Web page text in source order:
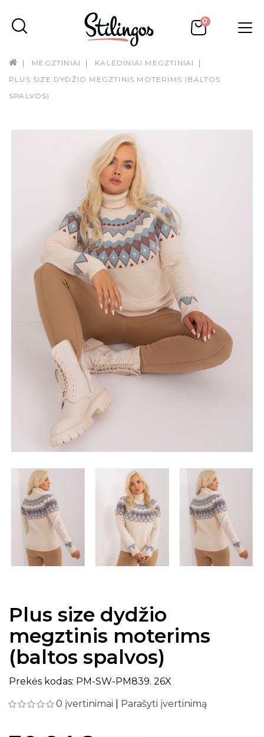
0
MEGZTINIAI
KALĖDINIAI MEGZTINIAI
PLUS SIZE DYDŽIO MEGZTINIS MOTERIMS (BALTOS
SPALVOS)
Plus size dydžio
megztinis moterims
(baltos spalvos)
Prekės kodas: PM-SW-PM839. 26X
0 įvertinimai
Parašyti įvertinimą